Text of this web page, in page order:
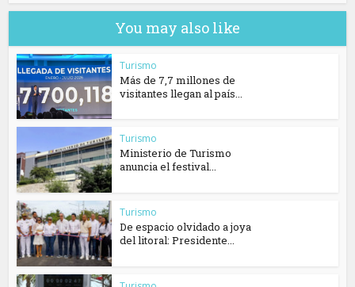
You may also like
Turismo
Más de 7,7 millones de
visitantes llegan al país...
Turismo
Ministerio de Turismo
anuncia el festival...
Turismo
De espacio olvidado a joya
del litoral: Presidente...